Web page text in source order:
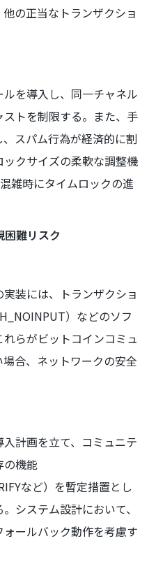
の正当なトランザクショ
を導入し、同一チャネル
トを制限する。また、手
スパム行為が経済的に割
クサイズの柔軟な調整機
雑時にタイムロックの進
困難リスク
装には、トランザクショ
）などのソフ
らがビットコインコミュ
合、ネットワークの安全
計画を立て、コミュニテ
の機能
など）を暫定措置とし
システム設計において、
ールバック動作を考慮す